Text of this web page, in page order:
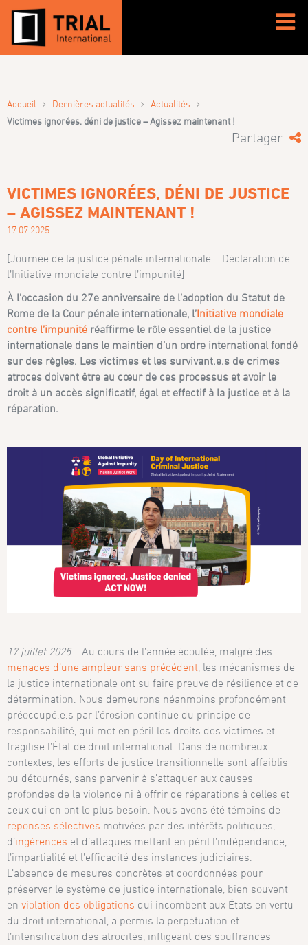
Accueil › Dernières actualités › Actualités ›
Victimes ignorées, déni de justice – Agissez maintenant !
Partager:
VICTIMES IGNORÉES, DÉNI DE JUSTICE
– AGISSEZ MAINTENANT !
17.07.2025
[Journée de la justice pénale internationale – Déclaration de
l’Initiative mondiale contre l’impunité]
À l’occasion du 27e anniversaire de l’adoption du Statut de
Rome de la Cour pénale internationale, l’Initiative mondiale
contre l’impunité réaffirme le rôle essentiel de la justice
internationale dans le maintien d’un ordre international fondé
sur des règles. Les victimes et les survivant.e.s de crimes
atroces doivent être au cœur de ces processus et avoir le
droit à un accès significatif, égal et effectif à la justice et à la
réparation.
17 juillet 2025– Au cours de l’année écoulée, malgré des
menaces d’une ampleur sans précédent , les mécanismes de
la justice internationale ont su faire preuve de résilience et de
détermination. Nous demeurons néanmoins profondément
préoccupé.e.s par l’érosion continue du principe de
responsabilité, qui met en péril les droits des victimes et
fragilise l’État de droit international. Dans de nombreux
contextes, les efforts de justice transitionnelle sont affaiblis
ou détournés, sans parvenir à s’attaquer aux causes
profondes de la violence ni à offrir de réparations à celles et
ceux qui en ont le plus besoin. Nous avons été témoins de
réponses sélectives motivées par des intérêts politiques,
d’ingérences et d’attaques mettant en péril l’indépendance,
l’impartialité et l’efficacité des instances judiciaires.
L’absence de mesures concrètes et coordonnées pour
préserver le système de justice internationale, bien souvent
enviolation des obligations qui incombent aux États en vertu
du droit international, a permis la perpétuation et
l’intensification des atrocités, infligeant des souffrances